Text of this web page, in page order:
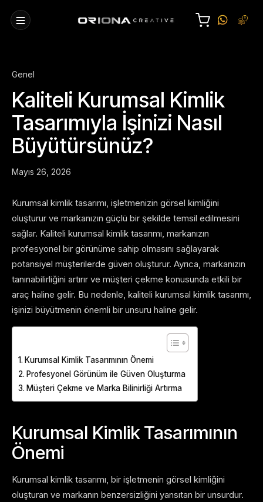
Genel
Kaliteli Kurumsal Kimlik
Tasarımıyla İşinizi Nasıl
Büyütürsünüz?
Mayıs 26, 2026
Kurumsal kimlik tasarımı, işletmenizin görsel kimliğini
oluşturur ve markanızın güçlü bir şekilde temsil edilmesini
sağlar. Kaliteli kurumsal kimlik tasarımı, markanızın
profesyonel bir görünüme sahip olmasını sağlayarak
potansiyel müşterilerde güven oluşturur. Ayrıca, markanızın
tanınabilirliğini artırır ve müşteri çekme konusunda etkili bir
araç haline gelir. Bu nedenle, kaliteli kurumsal kimlik tasarımı,
işinizi büyütmenin önemli bir unsuru haline gelir.
Kurumsal Kimlik Tasarımının Önemi
Profesyonel Görünüm ile Güven Oluşturma
Müşteri Çekme ve Marka Bilinirliği Artırma
Kurumsal Kimlik Tasarımının
Önemi
Kurumsal kimlik tasarımı, bir işletmenin görsel kimliğini
oluşturan ve markanın benzersizliğini yansıtan bir unsurdur.